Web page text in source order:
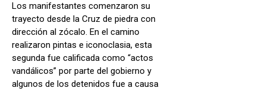
Los manifestantes comenzaron su
trayecto desde la Cruz de piedra con
dirección al zócalo. En el camino
realizaron pintas e iconoclasia, esta
segunda fue calificada como “actos
vandálicos” por parte del gobierno y
algunos de los detenidos fue a causa